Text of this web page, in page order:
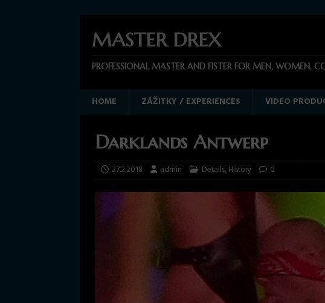
MASTER DREX
PROFESSIONAL MASTER AND FISTER FOR MEN, WOMEN,
HOME ZÁŽITKY / EXPERIENCES VIDEO
Darklands Antwerp
27.2.2018 admin Details, History 0